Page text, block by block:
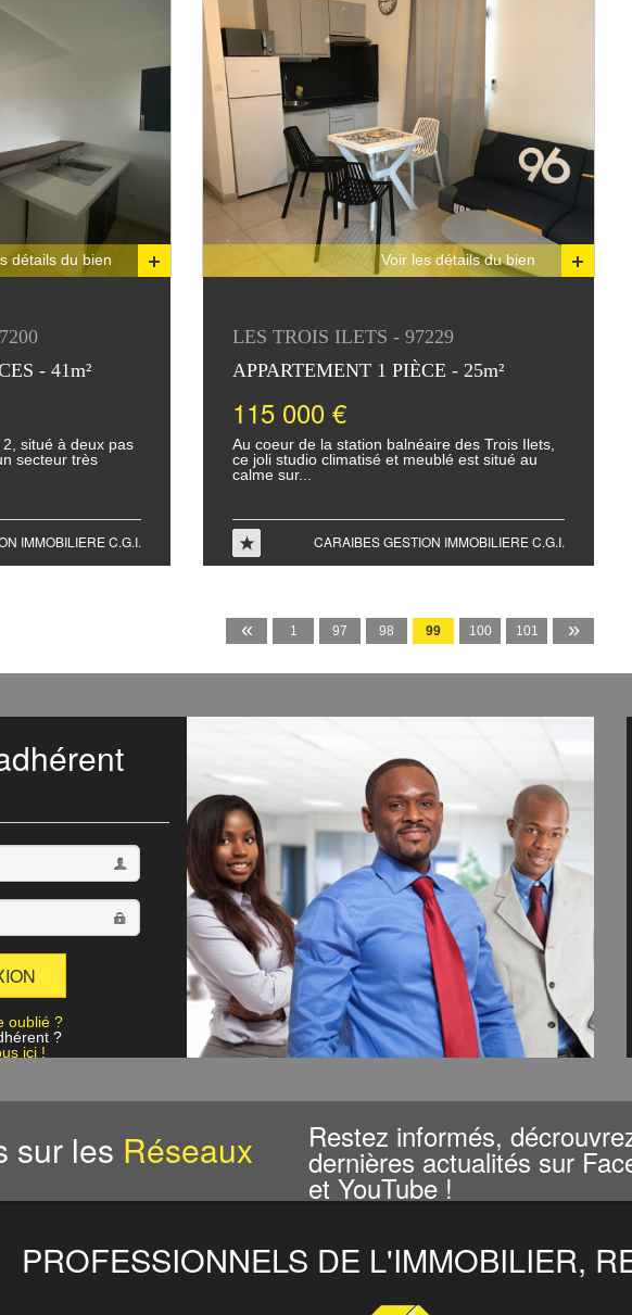
détails du bien
- 41m²
situé à deux pas
secteur très
IMMOBILIERE C.G.I.
Voir les détails du bien
LES TROIS ILETS - 97229
APPARTEMENT 1 PIÈCE - 25m²
115 000 €
Au coeur de la station balnéaire des Trois Ilets,
ce joli studio climatisé et meublé est situé au
calme sur...
CARAIBES GESTION IMMOBILIERE C.G.I.
« 1 97 98 99 100 101 »
oublié ?
?
ici !
sur les Réseaux Restez informés,
dernières actualités sur
et YouTube !
PROFESSIONNELS DE L'IMMOBILIER,